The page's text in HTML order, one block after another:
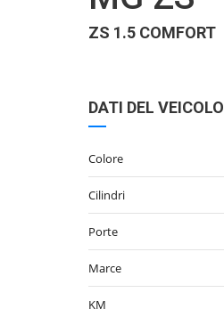
ZS 1.5 COMFORT
DATI DEL VEICOLO
Colore
Cilindri
Porte
Marce
KM